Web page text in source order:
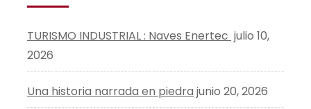
TURISMO INDUSTRIAL : Naves Enertec julio 10,
2026
Una historia narrada en piedra junio 20, 2026